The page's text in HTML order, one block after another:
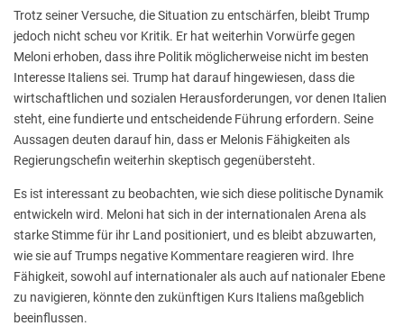
Trotz seiner Versuche, die Situation zu entschärfen, bleibt Trump
jedoch nicht scheu vor Kritik. Er hat weiterhin Vorwürfe gegen
Meloni erhoben, dass ihre Politik möglicherweise nicht im besten
Interesse Italiens sei. Trump hat darauf hingewiesen, dass die
wirtschaftlichen und sozialen Herausforderungen, vor denen Italien
steht, eine fundierte und entscheidende Führung erfordern. Seine
Aussagen deuten darauf hin, dass er Melonis Fähigkeiten als
Regierungschefin weiterhin skeptisch gegenübersteht.
Es ist interessant zu beobachten, wie sich diese politische Dynamik
entwickeln wird. Meloni hat sich in der internationalen Arena als
starke Stimme für ihr Land positioniert, und es bleibt abzuwarten,
wie sie auf Trumps negative Kommentare reagieren wird. Ihre
Fähigkeit, sowohl auf internationaler als auch auf nationaler Ebene
zu navigieren, könnte den zukünftigen Kurs Italiens maßgeblich
beeinflussen.